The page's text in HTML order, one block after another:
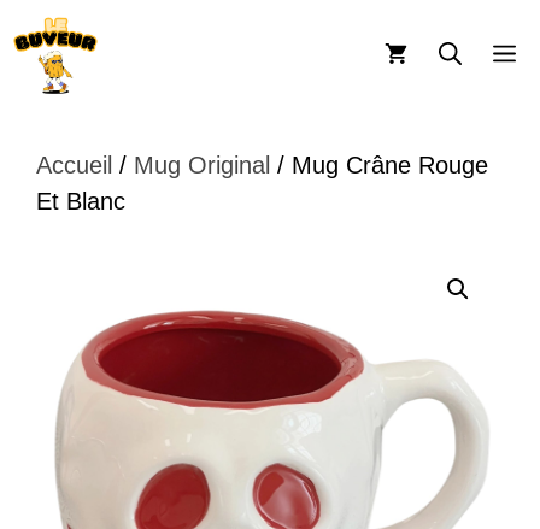
Aller
au
contenu
Accueil / Mug Original / Mug Crâne Rouge
Et Blanc